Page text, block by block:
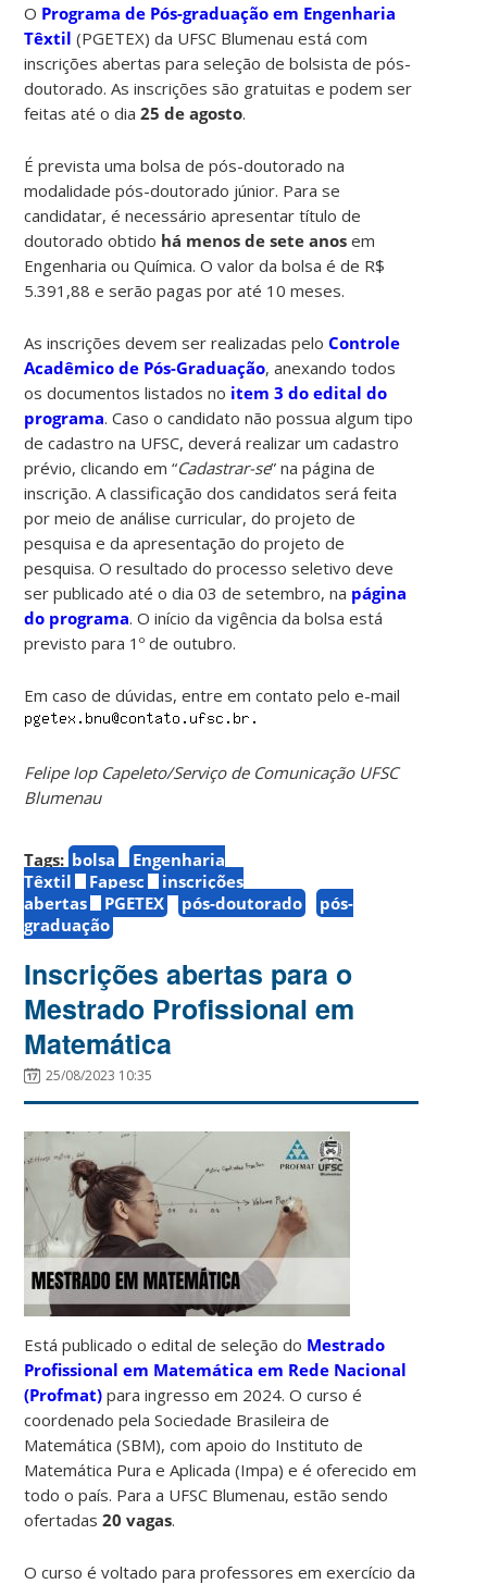
O Programa de Pós-graduação em Engenharia
Têxtil (PGETEX) da UFSC Blumenau está com
inscrições abertas para seleção de bolsista de pós-
doutorado. As inscrições são gratuitas e podem ser
feitas até o dia25 de agosto.
É prevista uma bolsa de pós-doutorado na
modalidade pós-doutorado júnior. Para se
candidatar, é necessário apresentar título de
doutorado obtido há menos de sete anos em
Engenharia ou Química. O valor da bolsa é de R$
5.391,88 e serão pagas por até 10 meses.
As inscrições devem ser realizadas peloControle
Acadêmico de Pós-Graduação, anexando todos
os documentos listados no item 3 do edital do
programa. Caso o candidato não possua algum tipo
de cadastro na UFSC, deverá realizar um cadastro
prévio, clicando em “Cadastrar-se” na página de
inscrição. A classificação dos candidatos será feita
por meio de análise curricular, do projeto de
pesquisa e da apresentação do projeto de
pesquisa. O resultado do processo seletivo deve
ser publicado até o dia 03 de setembro, na página
do programa. O início da vigência da bolsa está
previsto para 1º de outubro.
Em caso de dúvidas, entre em contato pelo e-mail
Felipe Iop Capeleto/Serviço de Comunicação UFSC
Blumenau
Tags: bolsa
Engenharia
Têxtil
Fapesc
inscrições
abertas
PGETEX pós-doutorado
pós-
graduação
Inscrições abertas para o
Mestrado Profissional em
Matemática
25/08/2023 10:35
Está publicado o edital de seleção do Mestrado
Profissional em Matemática em Rede Nacional
(Profmat) para ingresso em 2024. O curso é
coordenado pela Sociedade Brasileira de
Matemática (SBM), com apoio do Instituto de
Matemática Pura e Aplicada (Impa) e é oferecido em
todo o país. Para a UFSC Blumenau, estão sendo
ofertadas20 vagas.
O curso é voltado para professores em exercício da